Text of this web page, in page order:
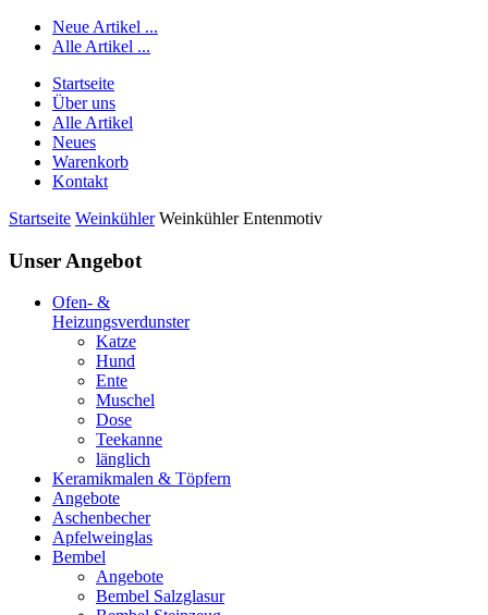
Neue Artikel ...
Alle Artikel ...
Startseite
Über uns
Alle Artikel
Neues
Warenkorb
Kontakt
Startseite WeinkühlerWeinkühler Entenmotiv
Unser Angebot
Ofen- &
Heizungsverdunster
Katze
Hund
Ente
Muschel
Dose
Teekanne
länglich
Keramikmalen & Töpfern
Angebote
Aschenbecher
Apfelweinglas
Bembel
Angebote
Bembel Salzglasur